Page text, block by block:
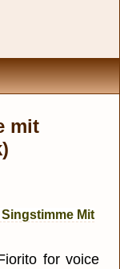
mit
Singstimme Mit
for voice